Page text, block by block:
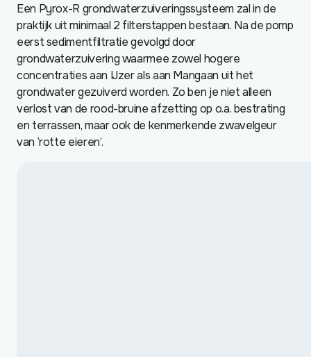
Een Pyrox-R grondwaterzuiveringssysteem zal in de
praktijk uit minimaal 2 filterstappen bestaan. Na de pomp
eerst sedimentfiltratie gevolgd door
grondwaterzuivering waarmee zowel hogere
concentraties aan IJzer als aan Mangaan uit het
grondwater gezuiverd worden. Zo ben je niet alleen
verlost van de rood-bruine afzetting op o.a. bestrating
en terrassen, maar ook de kenmerkende zwavelgeur
van ‘rotte eieren’.